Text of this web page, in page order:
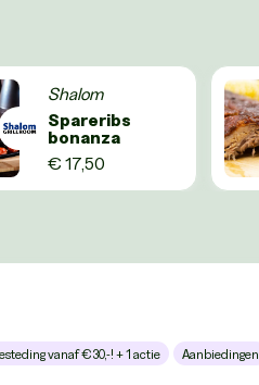
Shalom
Spareribs
bonanza
€ 17,50
vanaf €30,-! + 1 actie Aanbiedingen